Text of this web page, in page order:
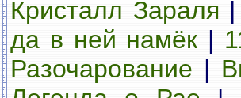
Кристалл Зараля |
да в ней намёк |
Разочарование |